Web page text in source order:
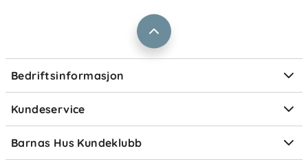
Bedriftsinformasjon
Størrelsesguider
Kundeservice
Ofte stilte spørsmål
Om Klarna
Barnas Hus Kundeklubb
Medlemsvilkår